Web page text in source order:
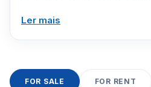
contemporâneas,
Ler mais
FOR SALE FOR RENT